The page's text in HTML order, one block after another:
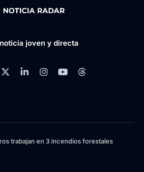
joven y directa
trabajan en 3 incendios forestales